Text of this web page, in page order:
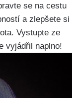
se na cestu
a ‍zlepšete si
Vystupte⁤ ze⁢
⁢vyjádřil naplno!